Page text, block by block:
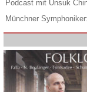
Podcast mit Unsuk
Münchner